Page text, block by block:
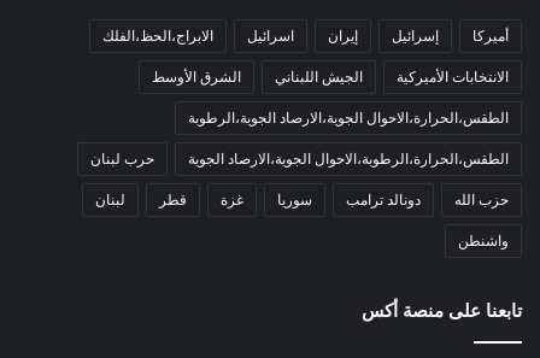
أميركا إسرائيل إيران اسرائيل الابراج،الحظ،الفلك
الانتخابات الأميركية الجيش اللبناني الشرق الأوسط
الطقس،الحرارة،الاحوال الجوية،الارصاد الجوية،الرطوبة
الطقس،الحرارة،الرطوبة،الاحوال الجوية،الارصاد الجوية حرب لبنان
حزب الله دونالد ترامب سوريا غزة قطر لبنان
واشنطن
تابعنا على منصة أكس